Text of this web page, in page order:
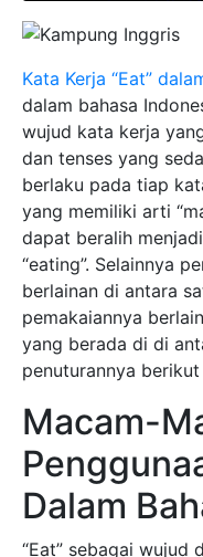
Kata Kerja “Eat”
dalam bahasa
wujud kata kerja
dan tenses yang
berlaku pada tiap
yang memiliki arti
dapat beralih menjadi
“eating”. Selainnya
berlainan di antara
pemakaiannya
yang berada di di
penuturannya berikut
Macam-
Dalam
“Eat” sebagai wujud